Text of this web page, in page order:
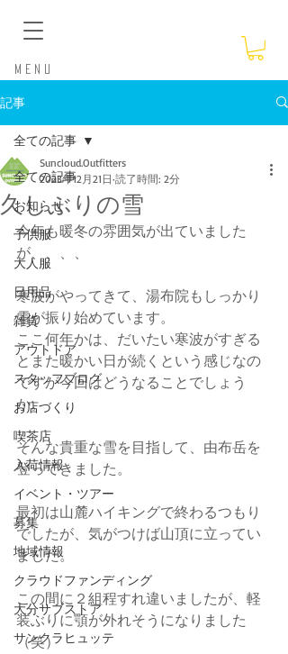
​Menu
記事
全ての記事
お知らせ
子供服
大人服
日用品
雑貨
アウトドア
スタッフブログ
お店づくり
喫茶店
入荷情報
イベント・ツアー
募集
地域情報
クラウドファンディング
大分サブストア
サンクラヒュッテ
全ての記事
久しぶりの雪
Suncloud.Outfitters
2023年12月21日 読了時間: 2分
今年も暖冬の雰囲気が出ていました
が、、、、
寒波がやってきて、湯布院もしっかり
雪が振り始めています。
ここ何年かは、だいたい寒波がすぎる
とまた暖かい日が続くという感じなの
ですが今回はどうなることでしょう
か。
そんな貴重な雪を目指して、由布岳を
登ってきました。
最初は山麓ハイキングで終わるつもり
でしたが、気がつけば山頂に立ってい
ました。
この間に２組程すれ違いましたが、軽
装ぶりに顎が外れそうになりました
（笑）